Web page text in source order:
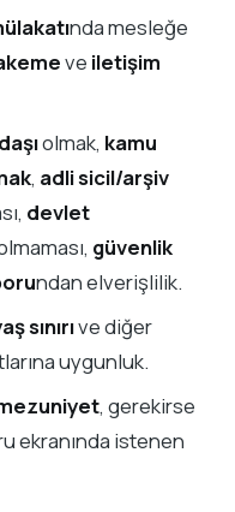
nda mesleğe
ve iletişim
olmak, kamu
, adli sicil/arşiv
devlet
güvenlik
ndan elverişlilik.
sınırıve diğer
uygunluk.
, gerekirse
ekranında istenen